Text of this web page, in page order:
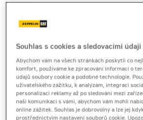
Produktový list [0,3 MB]
Stabilizační fréza Cat RM400 nabízí
kapacitu, přesnou kontrolu a
na stavbě.
Souhlas s cookies a sledovacími údaji
Abychom vám na všech stránkách poskytli co
komfort, používáme ke zpracování informací o
údajů soubory cookie a podobné technologie.
uživatelského zážitku, k analýzám, integraci
personalizaci reklamy až po sledování mezi
naši komunikaci s vámi, abychom vám mohli
online zážitek. Souhlas je dobrovolný a lze jej
prostřednictvím nastavení souborů cookie.